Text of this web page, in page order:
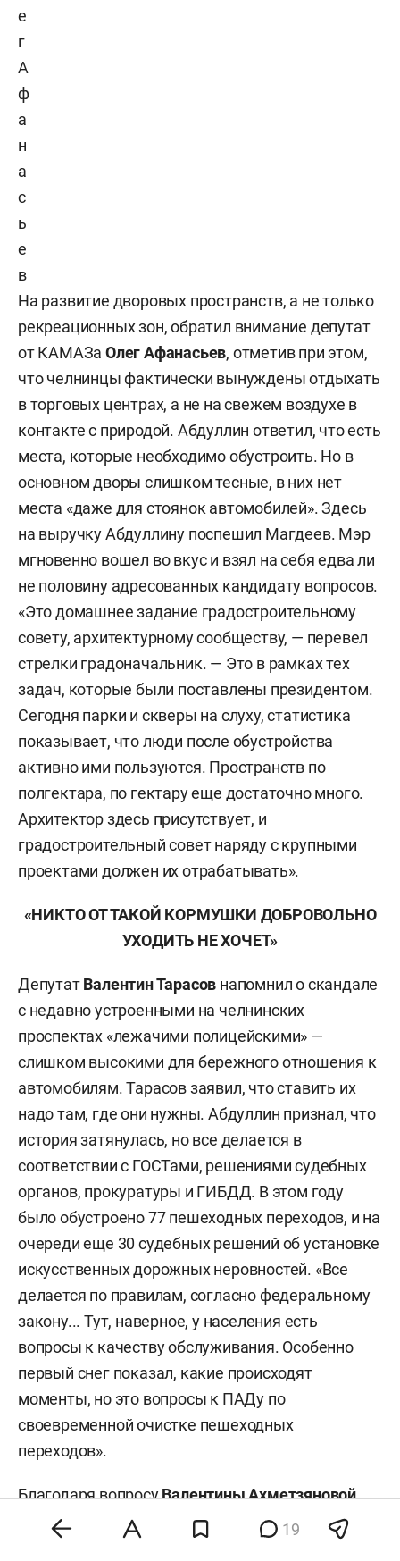
е
г
А
ф
а
н
а
с
ь
е
в
На развитие дворовых пространств, а не только
рекреационных зон, обратил внимание депутат
от КАМАЗаОлег Афанасьев, отметив при этом,
что челнинцы фактически вынуждены отдыхать
в торговых центрах, а не на свежем воздухе в
контакте с природой. Абдуллин ответил, что есть
места, которые необходимо обустроить. Но в
основном дворы слишком тесные, в них нет
места «даже для стоянок автомобилей». Здесь
на выручку Абдуллину поспешил Магдеев. Мэр
мгновенно вошел во вкус и взял на себя едва ли
не половину адресованных кандидату вопросов.
«Это домашнее задание градостроительному
совету, архитектурному сообществу, — перевел
стрелки градоначальник. — Это в рамках тех
задач, которые были поставлены президентом.
Сегодня парки и скверы на слуху, статистика
показывает, что люди после обустройства
активно ими пользуются. Пространств по
полгектара, по гектару еще достаточно много.
Архитектор здесь присутствует, и
градостроительный совет наряду с крупными
проектами должен их отрабатывать».
«НИКТО ОТ ТАКОЙ КОРМУШКИ ДОБРОВОЛЬНО
УХОДИТЬ НЕ ХОЧЕТ»
ДепутатВалентин Тарасов напомнил о скандале
с недавно устроенными на челнинских
проспектах «лежачими полицейскими» —
слишком высокими для бережного отношения к
автомобилям. Тарасов заявил, что ставить их
надо там, где они нужны. Абдуллин признал, что
история затянулась, но все делается в
соответствии с ГОСТами, решениями судебных
органов, прокуратуры и ГИБДД. В этом году
было обустроено 77 пешеходных переходов, и на
очереди еще 30 судебных решений об установке
искусственных дорожных неровностей. «Все
делается по правилам, согласно федеральному
закону... Тут, наверное, у населения есть
вопросы к качеству обслуживания. Особенно
первый снег показал, какие происходят
моменты, но это вопросы к ПАДу по
своевременной очистке пешеходных
переходов».
Благодаря вопросуВалентины Ахметзяновой,
которая оказалась недовольна тем фактом, что
19